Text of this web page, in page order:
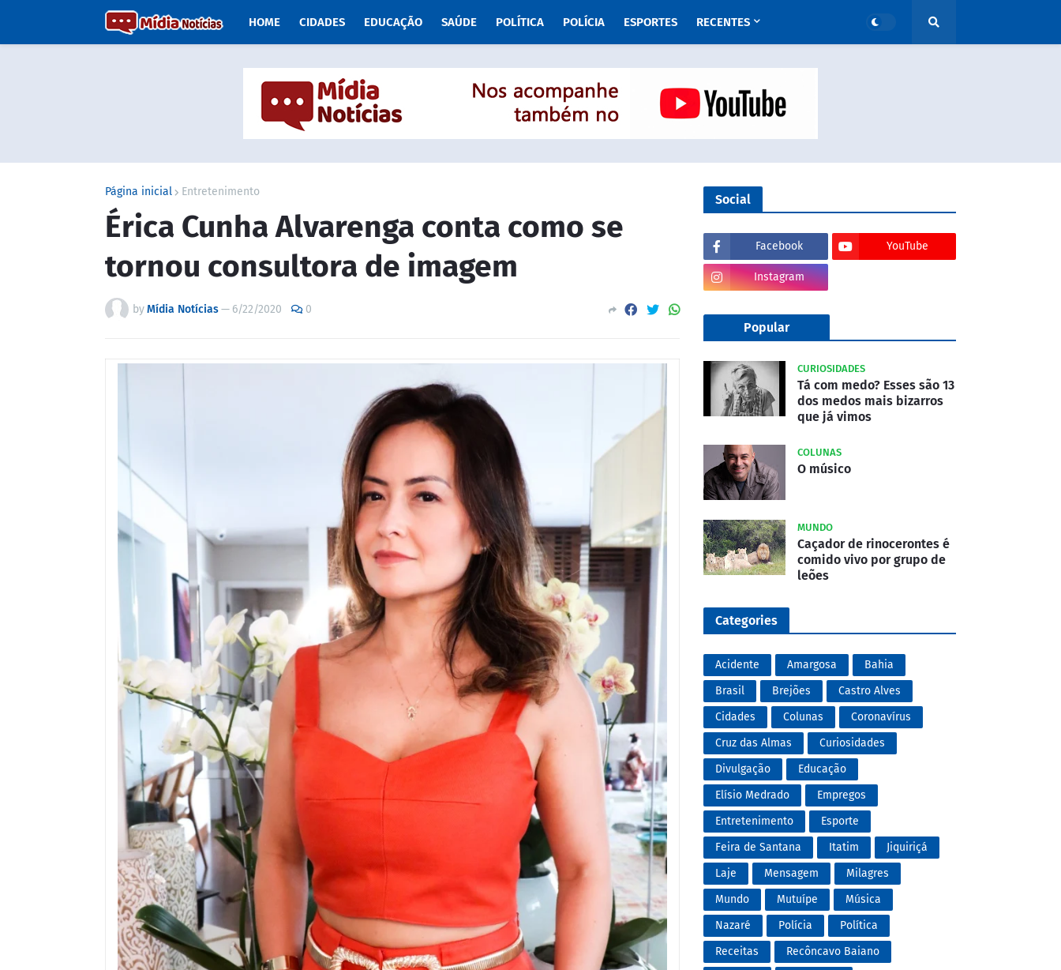
HOME CIDADES EDUCAÇÃO SAÚDE POLÍTICA POLÍCIA ESPORTES RECENTES
Página inicial Entretenimento
Érica Cunha Alvarenga conta como se
tornou consultora de imagem
byMídia Notícias— 6/22/2020 0
Social
Facebook YouTube
Instagram
Popular
CURIOSIDADES
Tá com medo? Esses são 13
dos medos mais bizarros
que já vimos
COLUNAS
O músico
MUNDO
Caçador de rinocerontes é
comido vivo por grupo de
leões
Categories
Acidente Amargosa
Bahia
Brasil
Brejões
Castro Alves
Cidades
Colunas
Coronavírus
Cruz das Almas
Curiosidades
Divulgação
Educação
Elísio Medrado
Empregos
Entretenimento
Esporte
Feira de Santana
Itatim
Jiquiriçá
Laje
Mensagem
Milagres
Mundo
Mutuípe
Música
Nazaré
Polícia
Política
Receitas
Recôncavo Baiano